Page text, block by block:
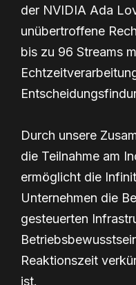
der NVIDIA Ada
unübertroffene
bis zu 96 Streams
Durch unsere
die Teilnahme am
ermöglicht die
Unternehmen die
gesteuerten
Reaktionszeit
ist.